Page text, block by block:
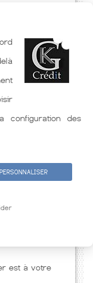
Taux Immobilier
Taux hors
fonction des
est à votre
configuration des
PERSONNALISER